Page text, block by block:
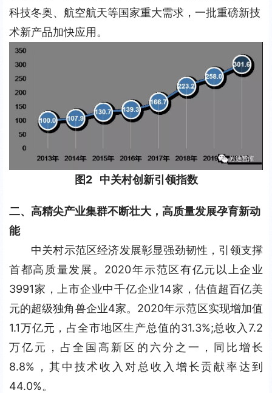
科技冬奥、航空航天等国家重大需求，一批重磅新技
术新产品加快应用。
图2   中关村创新引领指数
二、高精尖产业集群不断壮大，高质量发展孕育新动
能
中关村示范区经济发展彰显强劲韧性，引领支撑
首都高质量发展。2020年示范区有亿元以上企业
3991家，上市企业中千亿企业14家，估值超百亿美
元的超级独角兽企业4家。2020年示范区实现增加值
1.1万亿元，占全市地区生产总值的31.3%;总收入7.2
万亿元，占全国高新区的六分之一，同比增长
8.8%，其中技术收入对总收入增长贡献率达到
44.0%。